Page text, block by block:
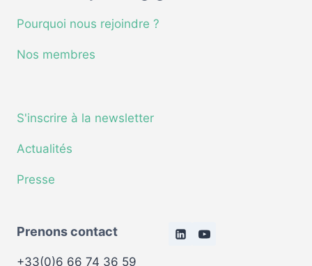
Pourquoi nous rejoindre ?
Nos membres
S'inscrire à la newsletter
Actualités
Presse
Prenons contact
+33(0)6 66 74 36 59